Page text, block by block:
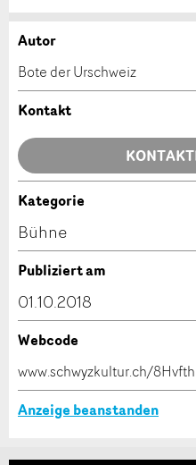
Anzeige
Ihr Feedback wird sehr
Allgemeines
Anzeige nicht mehr
Anzeige unvollständig
Anzeige
Empfehlen Sie diese
* Eingabe erforderlich
Autor
Bote der Urschweiz
Kontakt
Kontakt
Verfassen Sie eine
Kategorie
Bühne
Publiziert am
01.10.2018
Webcode
www.schwyzkultur.ch/8Hvfth
Anzeige beanstanden